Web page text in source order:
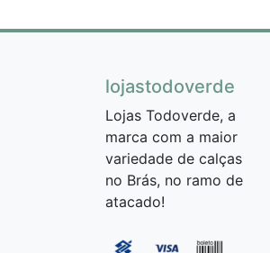
lojastodoverde
Lojas Todoverde, a
marca com a maior
variedade de calças
no Brás, no ramo de
atacado!